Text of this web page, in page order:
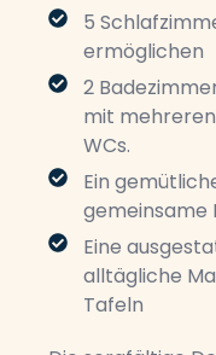
5
ermöglichen
2
mit
WCs.
Ein
gemeinsame
Eine
alltägliche
Tafeln